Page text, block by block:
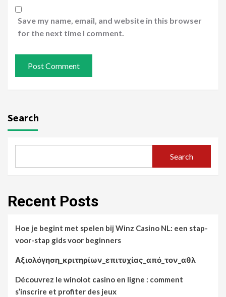
Save my name, email, and website in this browser
for the next time I comment.
Search
Search
Recent Posts
Hoe je begint met spelen bij Winz Casino NL: een stap-
voor-stap gids voor beginners
Αξιολόγηση_κριτηρίων_επιτυχίας_από_τον_αθλ
Découvrez le winolot casino en ligne : comment
s’inscrire et profiter des jeux